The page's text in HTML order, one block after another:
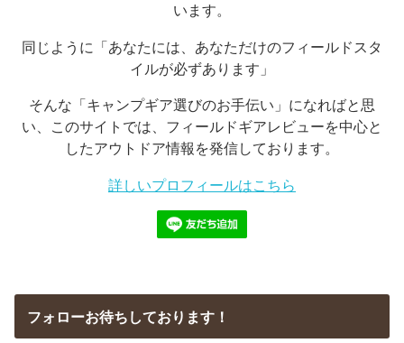
います。
同じように「あなたには、あなただけのフィールドスタ
イルが必ずあります」
そんな「キャンプギア選びのお手伝い」になればと思
い、このサイトでは、フィールドギアレビューを中心と
したアウトドア情報を発信しております。
詳しいプロフィールはこちら
フォローお待ちしております！